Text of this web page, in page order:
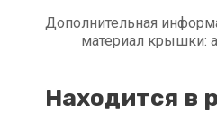
Дополнительная
материал крышки:
Находится в